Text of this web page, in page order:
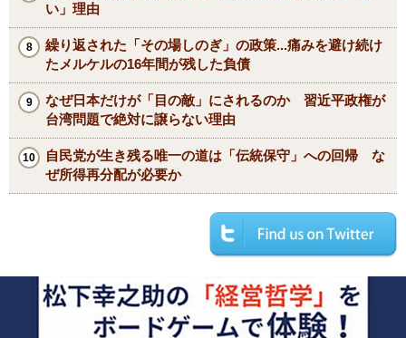
い」理由
繰り返された「その場しのぎ」の政策...痛みを避け続け
たメルケルの16年間が残した負債
なぜ日本だけが「目の敵」にされるのか 習近平政権が
台湾問題で絶対に譲らない理由
自民党が生き残る唯一の道は「伝統保守」への回帰 な
ぜ所得再分配が必要か